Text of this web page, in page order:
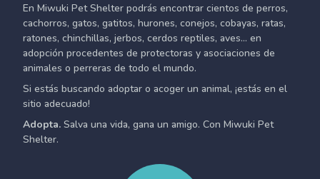
En Miwuki Pet Shelter podrás encontrar cientos de perros,
cachorros, gatos, gatitos, hurones, conejos, cobayas, ratas,
ratones, chinchillas, jerbos, cerdos reptiles, aves... en
adopción procedentes de protectoras y asociaciones de
animales o perreras de todo el mundo.
Si estás buscando adoptar o acoger un animal, ¡estás en el
sitio adecuado!
Adopta. Salva una vida, gana un amigo. Con Miwuki Pet
Shelter.